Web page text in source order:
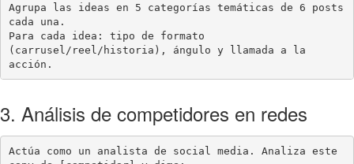
Agrupa las ideas en 5 categorías temáticas de 6 posts
cada una.
Para cada idea: tipo de formato
(carrusel/reel/historia), ángulo y llamada a la
acción.
3. Análisis de competidores en redes
Actúa como un analista de social media. Analiza este